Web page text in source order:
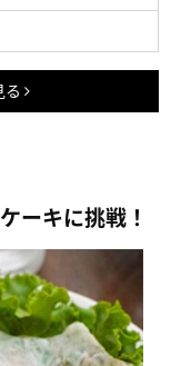
ーキに挑戦！